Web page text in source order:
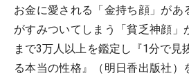
お金に愛される「金持ち顔」があ
がすみついてしまう「貧乏神顔」
まで3万人以上を鑑定し『1分で見
る本当の性格』（明日香出版社）